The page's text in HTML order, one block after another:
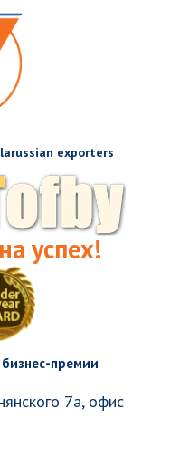
exporters
успех!
премии
7а, офис